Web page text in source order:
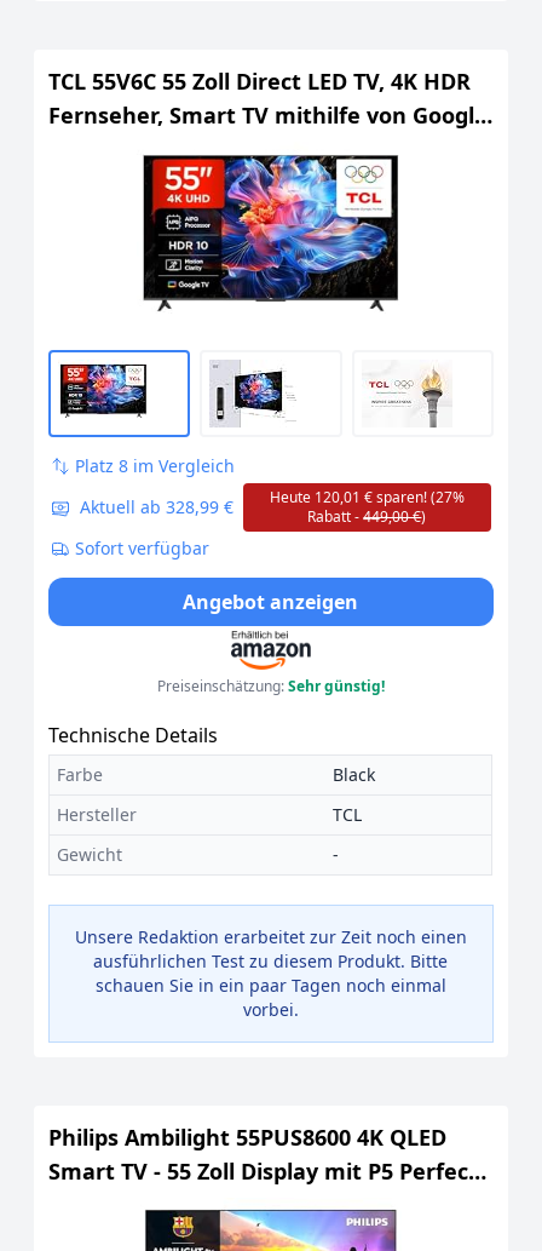
TCL 55V6C 55 Zoll Direct LED TV, 4K HDR
Fernseher, Smart TV mithilfe von Google
TV (Dolby Audio, Motion Clarity,
Kompatibel mit Google Assistant &
Platz 8 im Vergleich
Aktuell ab 328,99 €
Heute 120,01 € sparen! (27%
Rabatt -449,00 €)
Sofort verfügbar
Angebot anzeigen
Preiseinschätzung:Sehr günstig!
Technische Details
Farbe
Black
Hersteller
TCL
Gewicht
-
Unsere Redaktion erarbeitet zur Zeit noch einen
ausführlichen Test zu diesem Produkt. Bitte
schauen Sie in ein paar Tagen noch einmal
vorbei.
Philips Ambilight 55PUS8600 4K QLED
Smart TV - 55 Zoll Display mit P5 Perfect
Picture Engine Ultra HD, Titan OS, Dolby
Vision und Dolby Atmos Sound